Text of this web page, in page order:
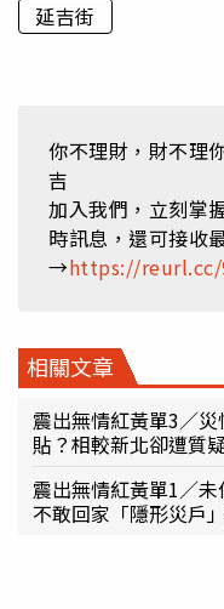
延吉街
你不理財，財不理
吉
加入我們，立刻掌
時訊息，還可接收
→https://reurl.cc/
相關文章
震出無情紅黃單3／
貼？相較新北卻遭質
震出無情紅黃單1／
不敢回家「隱形災戶